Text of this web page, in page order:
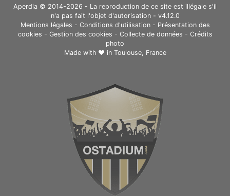
Aperdia © 2014-2026 - La reproduction de ce site est illégale s'il
n'a pas fait l'objet d'autorisation - v4.12.0
Mentions légales - Conditions d'utilisation- Présentation des
cookies - Gestion des cookies - Collecte de données - Crédits
photo
Made with ❤ in Toulouse, France